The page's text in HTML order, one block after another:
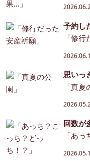
予約し
「修
思いっ
「真夏
回数が
「あ